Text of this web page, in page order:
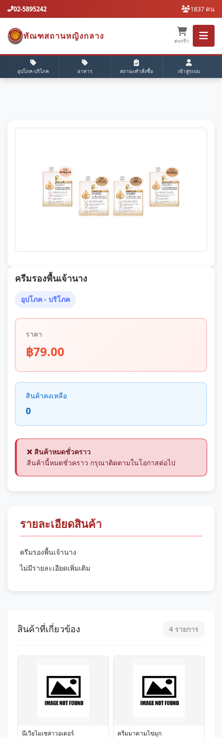
02-5895242 1837 คน
ทัณฑสถานหญิงกลาง
ตะกร้า
อุปโภค-บริโภค อาหาร สถานะคำสั่งซื้อ เข้าสู่ระบบ
ครีมรองพื้นเจ้านาง
อุปโภค - บริโภค
ราคา
฿79.00
สินค้าคงเหลือ
0
❌ สินค้าหมดชั่วคราว
สินค้านี้หมดชั่วคราว กรุณาติดตามในโอกาสต่อไป
รายละเอียดสินค้า
ครีมรองพื้นเจ้านาง
ไม่มีรายละเอียดเพิ่มเติม
สินค้าที่เกี่ยวข้อง 4 รายการ
นีเวียไมเซล่าวอเตอร์ ครีมมาดามไข่มุก